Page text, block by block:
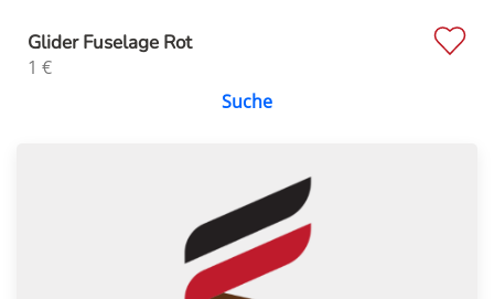
Glider Fuselage Rot
1 €
Suche